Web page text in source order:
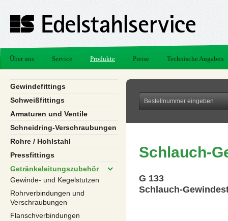
Über uns Service Produkte Preise Technische Angaben
Gewindefittings
Schweißfittings
Armaturen und Ventile
Schneidring-Verschraubungen
Rohre / Hohlstahl
Pressfittings
Getränkeleitungszubehör
Gewinde- und Kegelstutzen
Rohrverbindungen und
Verschraubungen
Flanschverbindungen
Schlauch-
G 133
Schlauch-